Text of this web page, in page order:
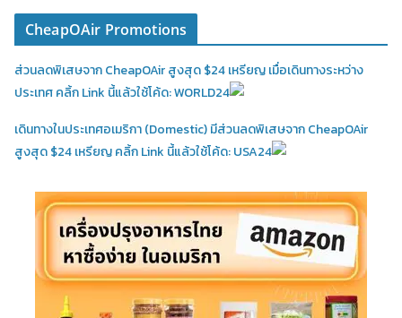
CheapOAir Promotions
ส่วนลดพิเสษจาก CheapOAir สูงสุด $24 เหรียญ เมื่อเดินทางระหว่าง
ประเทศ คลิ้ก Link นี้แล้วใช้โค้ด: WORLD24
เดินทางในประเทศอเมริกา (Domestic)มีส่วนลดพิเสษจาก CheapOAir
สูงสุด $24 เหรียญ คลิ้ก Link นี้แล้วใช้โค้ด: USA24